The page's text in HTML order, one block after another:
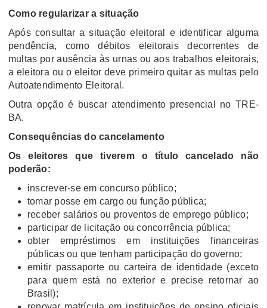
Como regularizar a situação
Após consultar a situação eleitoral e identificar alguma
pendência, como débitos eleitorais decorrentes de
multas por ausência às urnas ou aos trabalhos eleitorais,
a eleitora ou o eleitor deve primeiro quitar as multas pelo
Autoatendimento Eleitoral.
Outra opção é buscar atendimento presencial no TRE-
BA.
Consequências do cancelamento
Os eleitores que tiverem o título cancelado não
poderão:
inscrever-se em concurso público;
tomar posse em cargo ou função pública;
receber salários ou proventos de emprego público;
participar de licitação ou concorrência pública;
obter empréstimos em instituições financeiras
públicas ou que tenham participação do governo;
emitir passaporte ou carteira de identidade (exceto
para quem está no exterior e precise retornar ao
Brasil);